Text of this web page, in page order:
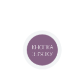
КНОПКА
ЗВ'ЯЗКУ